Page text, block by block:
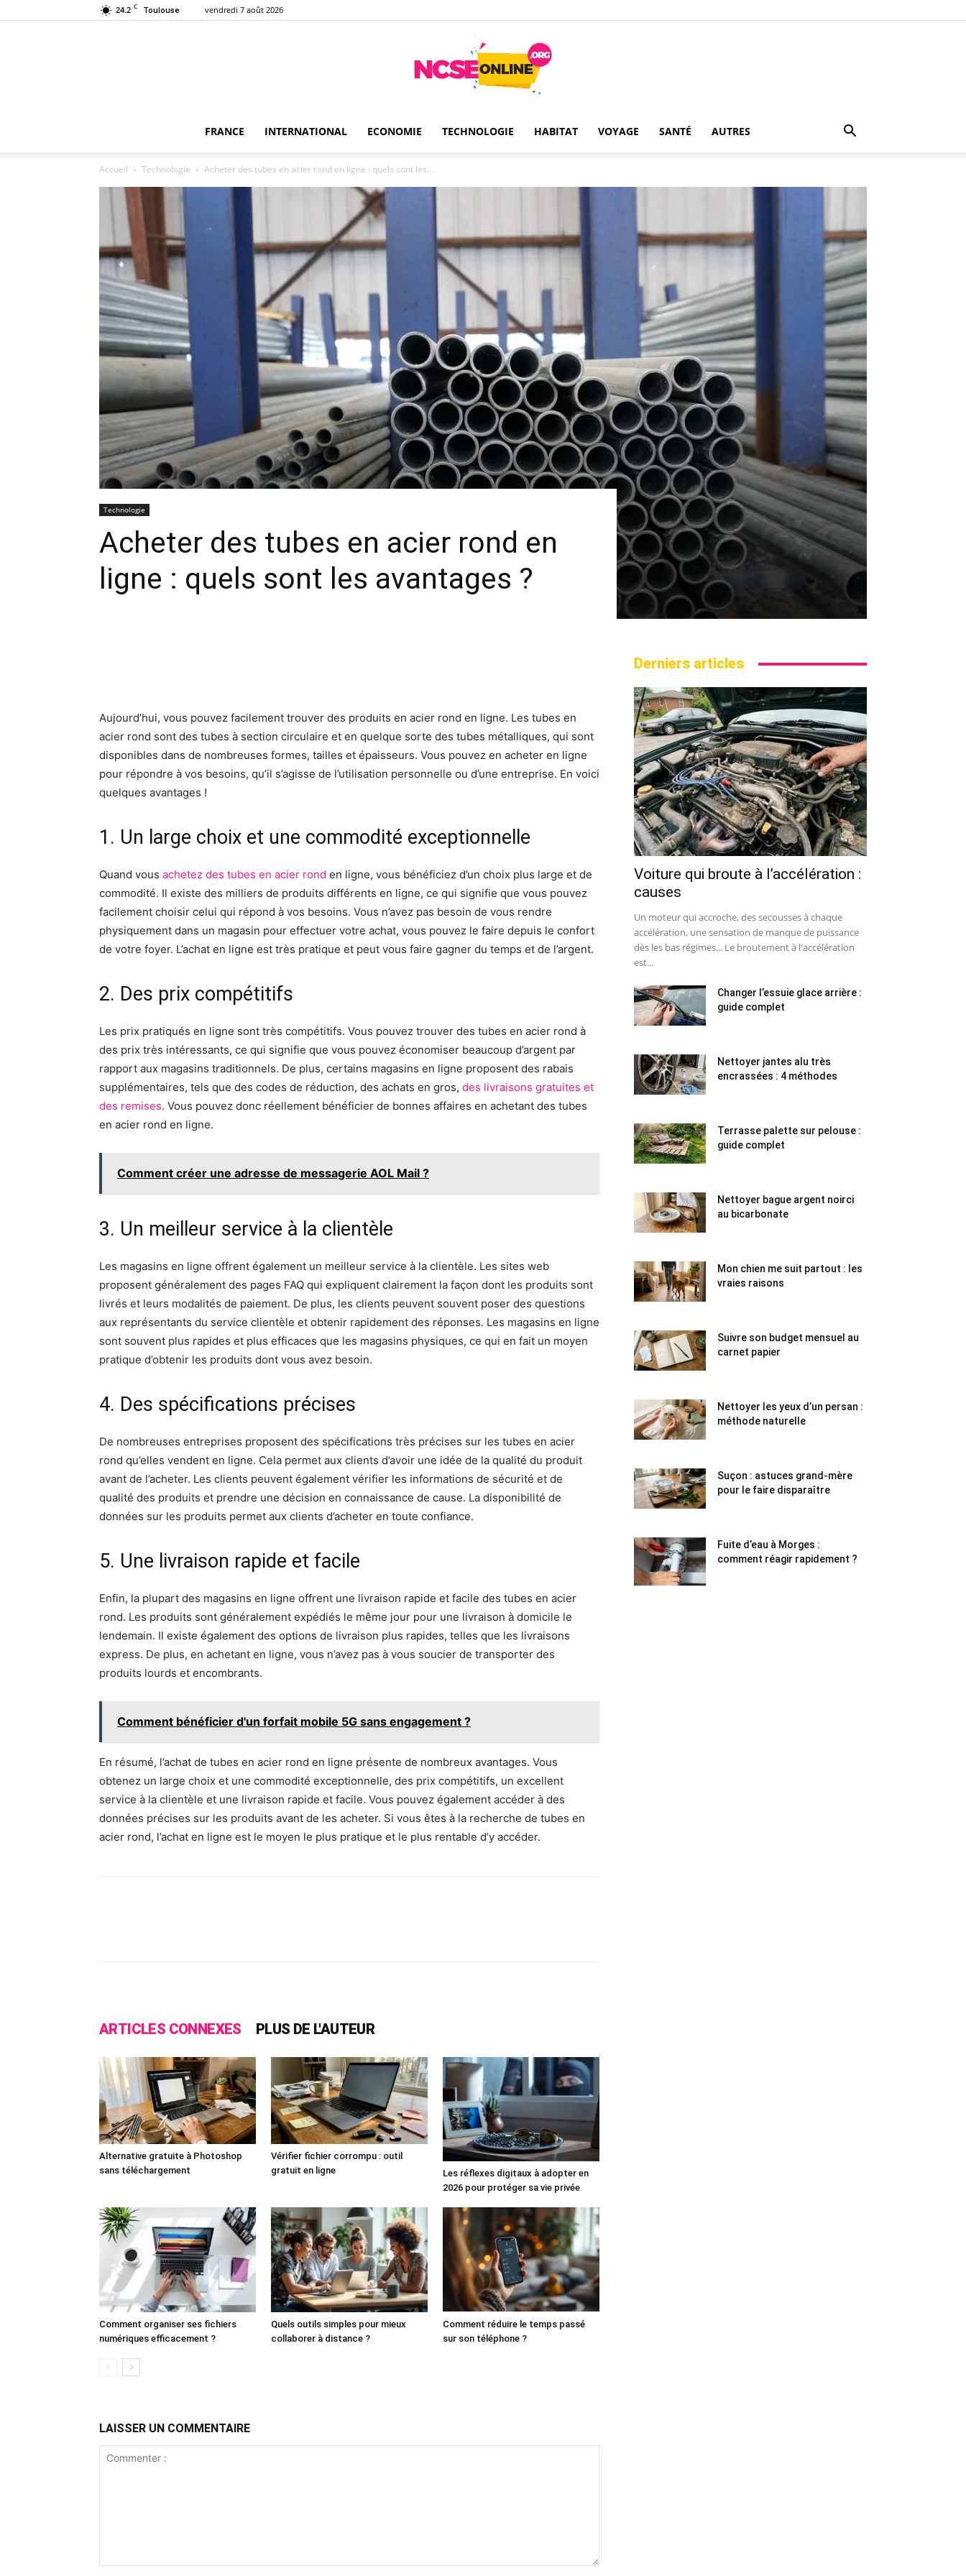
24.2 C Toulouse vendredi 7 août 2026
FRANCE INTERNATIONAL ECONOMIE TECHNOLOGIE HABITAT VOYAGE SANTÉ AUTRES
Accueil Technologie Acheter des tubes en acier rond en ligne : quels sont les...
Technologie
Acheter des tubes en acier rond en
ligne : quels sont les avantages ?
Aujourd’hui, vous pouvez facilement trouver des produits en acier rond en ligne. Les tubes en
acier rond sont des tubes à section circulaire et en quelque sorte des tubes métalliques, qui sont
disponibles dans de nombreuses formes, tailles et épaisseurs. Vous pouvez en acheter en ligne
pour répondre à vos besoins, qu’il s’agisse de l’utilisation personnelle ou d’une entreprise. En voici
quelques avantages !
1. Un large choix et une commodité exceptionnelle
Quand vous achetez des tubes en acier rond en ligne, vous bénéficiez d’un choix plus large et de
commodité. Il existe des milliers de produits différents en ligne, ce qui signifie que vous pouvez
facilement choisir celui qui répond à vos besoins. Vous n’avez pas besoin de vous rendre
physiquement dans un magasin pour effectuer votre achat, vous pouvez le faire depuis le confort
de votre foyer. L’achat en ligne est très pratique et peut vous faire gagner du temps et de l’argent.
2. Des prix compétitifs
Les prix pratiqués en ligne sont très compétitifs. Vous pouvez trouver des tubes en acier rond à
des prix très intéressants, ce qui signifie que vous pouvez économiser beaucoup d’argent par
rapport aux magasins traditionnels. De plus, certains magasins en ligne proposent des rabais
supplémentaires, tels que des codes de réduction, des achats en gros, des livraisons gratuites et
des remises. Vous pouvez donc réellement bénéficier de bonnes affaires en achetant des tubes
en acier rond en ligne.
Comment créer une adresse de messagerie AOL Mail ?
3. Un meilleur service à la clientèle
Les magasins en ligne offrent également un meilleur service à la clientèle. Les sites web
proposent généralement des pages FAQ qui expliquent clairement la façon dont les produits sont
livrés et leurs modalités de paiement. De plus, les clients peuvent souvent poser des questions
aux représentants du service clientèle et obtenir rapidement des réponses. Les magasins en ligne
sont souvent plus rapides et plus efficaces que les magasins physiques, ce qui en fait un moyen
pratique d’obtenir les produits dont vous avez besoin.
4. Des spécifications précises
De nombreuses entreprises proposent des spécifications très précises sur les tubes en acier
rond qu’elles vendent en ligne. Cela permet aux clients d’avoir une idée de la qualité du produit
avant de l’acheter. Les clients peuvent également vérifier les informations de sécurité et de
qualité des produits et prendre une décision en connaissance de cause. La disponibilité de
données sur les produits permet aux clients d’acheter en toute confiance.
5. Une livraison rapide et facile
Enfin, la plupart des magasins en ligne offrent une livraison rapide et facile des tubes en acier
rond. Les produits sont généralement expédiés le même jour pour une livraison à domicile le
lendemain. Il existe également des options de livraison plus rapides, telles que les livraisons
express. De plus, en achetant en ligne, vous n’avez pas à vous soucier de transporter des
produits lourds et encombrants.
Comment bénéficier d'un forfait mobile 5G sans engagement ?
En résumé, l’achat de tubes en acier rond en ligne présente de nombreux avantages. Vous
obtenez un large choix et une commodité exceptionnelle, des prix compétitifs, un excellent
service à la clientèle et une livraison rapide et facile. Vous pouvez également accéder à des
données précises sur les produits avant de les acheter. Si vous êtes à la recherche de tubes en
acier rond, l’achat en ligne est le moyen le plus pratique et le plus rentable d’y accéder.
ARTICLES CONNEXES PLUS DE L'AUTEUR
Alternative gratuite à Photoshop
sans téléchargement
Vérifier fichier corrompu : outil
gratuit en ligne
Les réflexes digitaux à adopter en
2026 pour protéger sa vie privée
Comment organiser ses fichiers
numériques efficacement ?
Quels outils simples pour mieux
collaborer à distance ?
Comment réduire le temps passé
sur son téléphone ?
LAISSER UN COMMENTAIRE
Derniers articles
Voiture qui broute à l’accélération :
causes
Un moteur qui accroche, des secousses à chaque
accélération, une sensation de manque de puissance
dès les bas régimes... Le broutement à l'accélération
est...
Changer l’essuie glace arrière :
guide complet
Nettoyer jantes alu très
encrassées : 4 méthodes
Terrasse palette sur pelouse :
guide complet
Nettoyer bague argent noirci
au bicarbonate
Mon chien me suit partout : les
vraies raisons
Suivre son budget mensuel au
carnet papier
Nettoyer les yeux d’un persan :
méthode naturelle
Suçon : astuces grand-mère
pour le faire disparaître
Fuite d’eau à Morges :
comment réagir rapidement ?